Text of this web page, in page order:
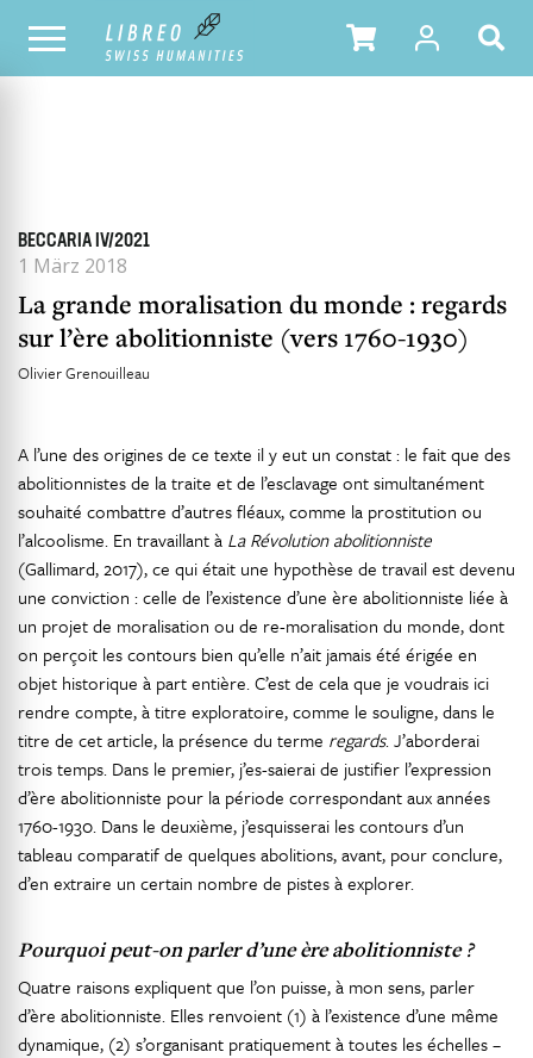
ALLE HEFTE INHALTSÜBERSICHT DER AUSGABE
BECCARIA IV/2021
1 März 2018
La grande moralisation du monde : regards
sur l’ère abolitionniste (vers 1760-1930)
Olivier Grenouilleau
A l’une des origines de ce texte il y eut un constat : le fait que des
abolitionnistes de la traite et de l’esclavage ont simultanément
souhaité combattre d’autres fléaux, comme la prostitution ou
l’alcoolisme. En travaillant à La Révolution abolitionniste
(Gallimard, 2017), ce qui était une hypothèse de travail est devenu
une conviction : celle de l’existence d’une ère abolitionniste liée à
un projet de moralisation ou de re-moralisation du monde, dont
on perçoit les contours bien qu’elle n’ait jamais été érigée en
objet historique à part entière. C’est de cela que je voudrais ici
rendre compte, à titre exploratoire, comme le souligne, dans le
titre de cet article, la présence du terme regards. J’aborderai
trois temps. Dans le premier, j’es-saierai de justifier l’expression
d’ère abolitionniste pour la période correspondant aux années
1760-1930. Dans le deuxième, j’esquisserai les contours d’un
tableau comparatif de quelques abolitions, avant, pour conclure,
d’en extraire un certain nombre de pistes à explorer.
Pourquoi peut-on parler d’une ère abolitionniste ?
Quatre raisons expliquent que l’on puisse, à mon sens, parler
d’ère abolitionniste. Elles renvoient (1) à l’existence d’une même
dynamique, (2) s’organisant pratiquement à toutes les échelles –